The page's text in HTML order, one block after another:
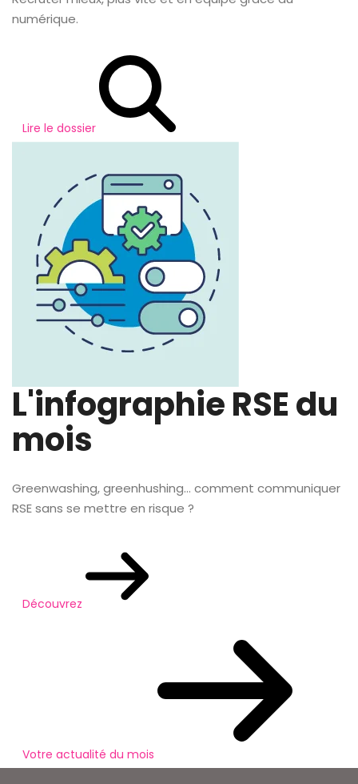
numérique.
Lire le dossier
L'infographie RSE du
mois
Greenwashing, greenhushing… comment communiquer
RSE sans se mettre en risque ?
Découvrez
Votre actualité du mois